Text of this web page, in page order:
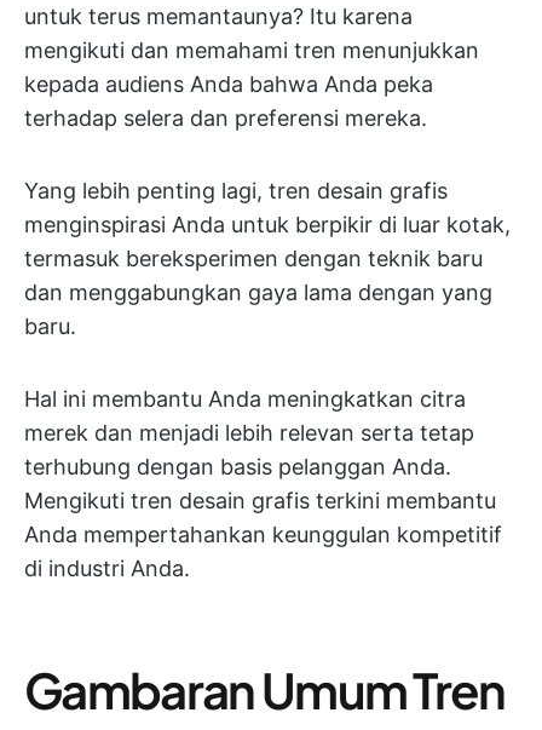
untuk terus memantaunya? Itu karena
mengikuti dan memahami tren menunjukkan
kepada audiens Anda bahwa Anda peka
terhadap selera dan preferensi mereka.
Yang lebih penting lagi, tren desain grafis
menginspirasi Anda untuk berpikir di luar kotak,
termasuk bereksperimen dengan teknik baru
dan menggabungkan gaya lama dengan yang
baru.
Hal ini membantu Anda meningkatkan citra
merek dan menjadi lebih relevan serta tetap
terhubung dengan basis pelanggan Anda.
Mengikuti tren desain grafis terkini membantu
Anda mempertahankan keunggulan kompetitif
di industri Anda.
Gambaran Umum Tren